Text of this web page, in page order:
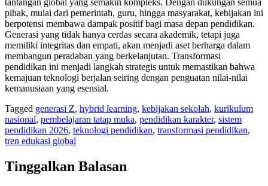
tantangan global yang semakin kompleks. Dengan dukungan semua
pihak, mulai dari pemerintah, guru, hingga masyarakat, kebijakan ini
berpotensi membawa dampak positif bagi masa depan pendidikan.
Generasi yang tidak hanya cerdas secara akademik, tetapi juga
memiliki integritas dan empati, akan menjadi aset berharga dalam
membangun peradaban yang berkelanjutan. Transformasi
pendidikan ini menjadi langkah strategis untuk memastikan bahwa
kemajuan teknologi berjalan seiring dengan penguatan nilai-nilai
kemanusiaan yang esensial.
Tagged generasi Z, hybrid learning, kebijakan sekolah, kurikulum
nasional, pembelajaran tatap muka, pendidikan karakter, sistem
pendidikan 2026, teknologi pendidikan, transformasi pendidikan,
tren edukasi global
Tinggalkan Balasan